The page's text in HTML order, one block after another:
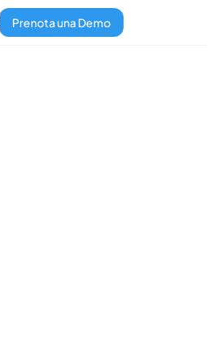
Prenota una Demo